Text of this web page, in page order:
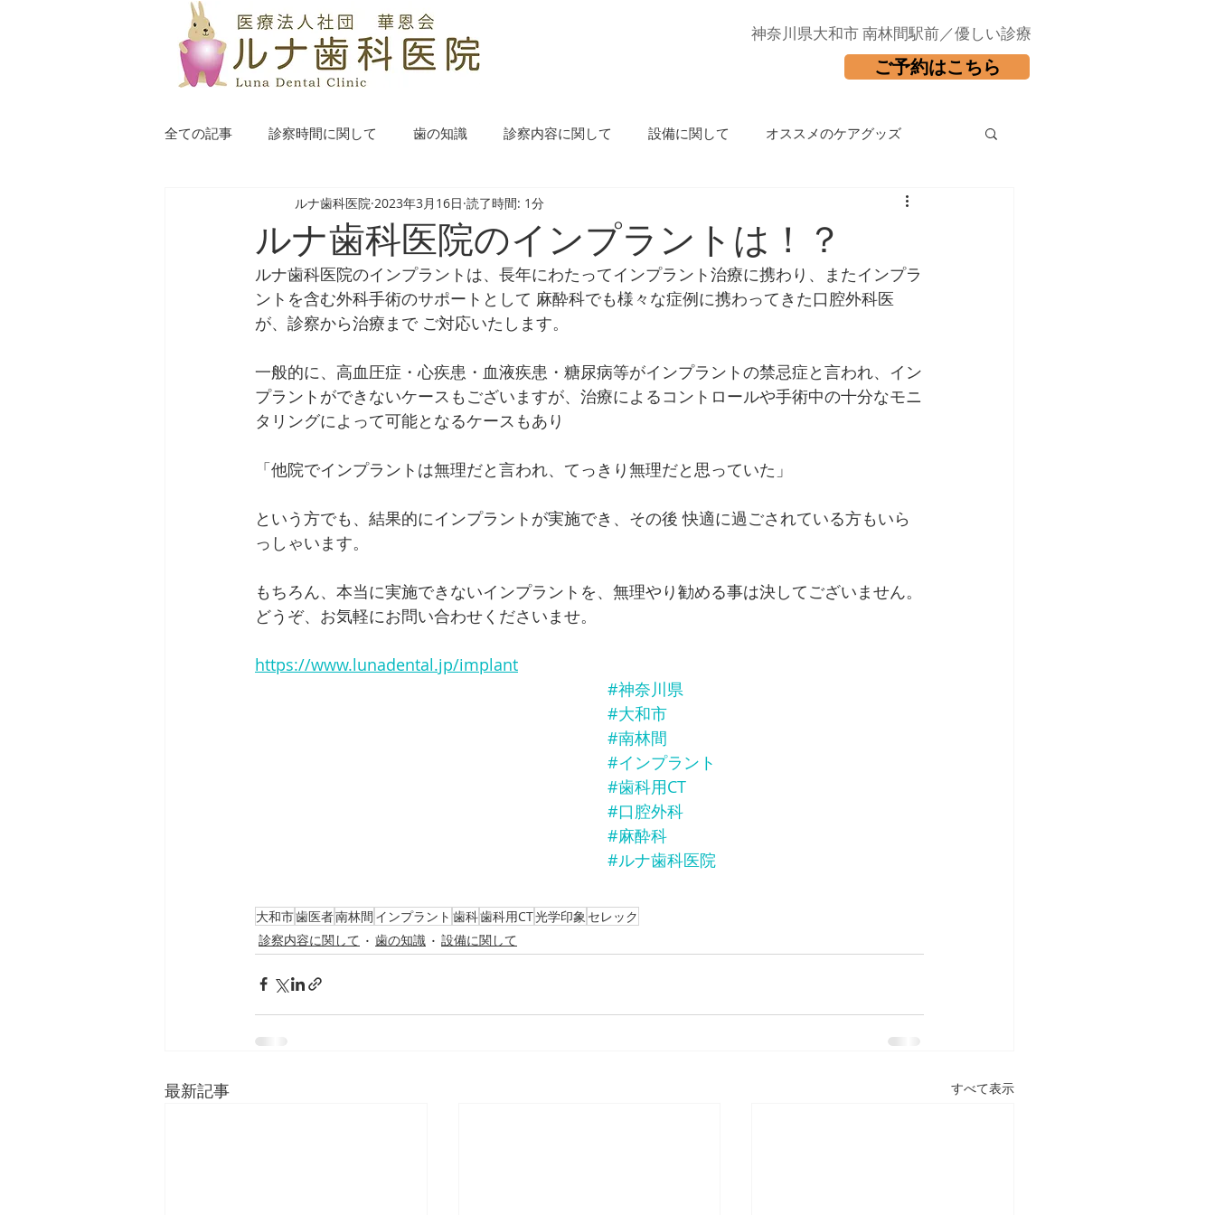
​神奈川県大和市 南林間駅前／優しい診療
ご予約はこちら
全ての記事 診察時間に関して 歯の知識 診察内容に関して 設備に関して オススメのケアグッズ
ルナ歯科医院のインプラントは！？
ルナ歯科医院 2023年3月16日 読了時間: 1分
ルナ歯科医院のインプラントは、長年にわたってインプラント治療に携わり、またインプラ
ントを含む外科手術のサポートとして 麻酔科でも様々な症例に携わってきた口腔外科医
が、診察から治療まで ご対応いたします。
一般的に、高血圧症・心疾患・血液疾患・糖尿病等がインプラントの禁忌症と言われ、イン
プラントができないケースもございますが、治療によるコントロールや手術中の十分なモニ
タリングによって可能となるケースもあり
「他院でインプラントは無理だと言われ、てっきり無理だと思っていた」
という方でも、結果的にインプラントが実施でき、その後 快適に過ごされている方もいら
っしゃいます。
もちろん、本当に実施できないインプラントを、無理やり勧める事は決してございません。
どうぞ、お気軽にお問い合わせくださいませ。
https://www.lunadental.jp/implant
#神奈川県
#大和市
#南林間
#インプラント
#歯科用CT
#口腔外科
#麻酔科
#ルナ歯科医院
大和市歯医者南林間 インプラント 歯科歯科用CT光学印象 セレック
診察内容に関して
歯の知識 設備に関して
最新記事 すべて表示